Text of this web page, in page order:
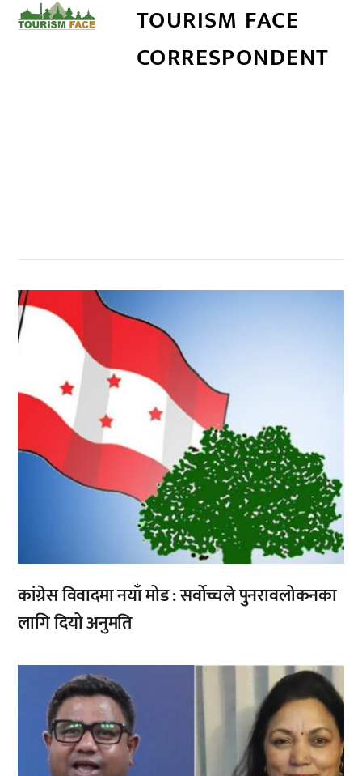
TOURISM FACE
CORRESPONDENT
,
कांग्रेस विवादमा नयाँ मोड : सर्वोच्चले पुनरावलोकनका
लागि दियो अनुमति